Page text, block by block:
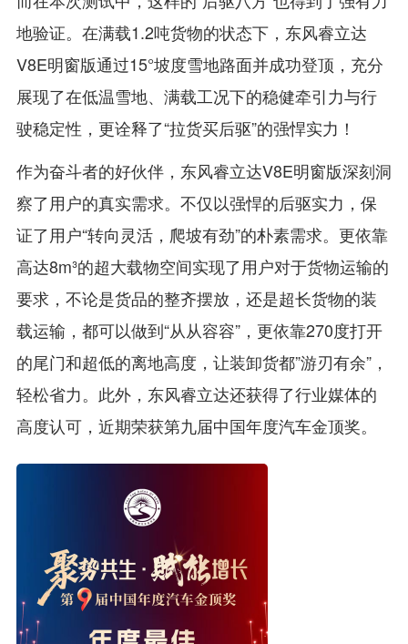
地验证。在满载1.2吨货物的状态下，东风睿立达
V8E明窗版通过15°坡度雪地路面并成功登顶，充分
展现了在低温雪地、满载工况下的稳健牵引力与行
驶稳定性，更诠释了“拉货买后驱”的强悍实力！
作为奋斗者的好伙伴，东风睿立达V8E明窗版深刻洞
察了用户的真实需求。不仅以强悍的后驱实力，保
证了用户“转向灵活，爬坡有劲”的朴素需求。更依靠
高达8m³的超大载物空间实现了用户对于货物运输的
要求，不论是货品的整齐摆放，还是超长货物的装
载运输，都可以做到“从从容容”，更依靠270度打开
的尾门和超低的离地高度，让装卸货都”游刃有余”，
轻松省力。此外，东风睿立达还获得了行业媒体的
高度认可，近期荣获第九届中国年度汽车金顶奖。